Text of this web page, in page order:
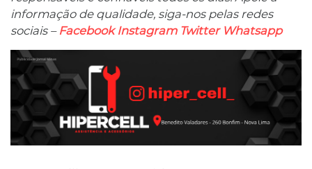
informação de qualidade, siga-nos pelas redes
sociais – Facebook Instagram Twitter Whatsapp